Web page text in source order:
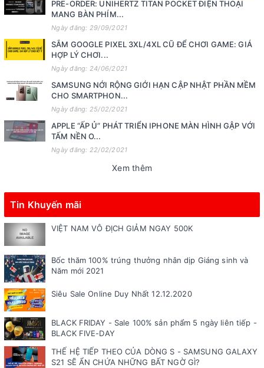
PRE-ORDER: UNIHERTZ TITAN POCKET ĐIỆN THOẠI
MANG BÀN PHÍM...
Ngày đăng: 29/09/2021
SẮM GOOGLE PIXEL 3XL/4XL CŨ ĐỂ CHƠI GAME: GIÁ
HỢP LÝ CHƠI...
Ngày đăng: 24/06/2021
SAMSUNG NỚI RỘNG GIỚI HẠN CẬP NHẬT PHẦN MỀM
CHO SMARTPHON...
Ngày đăng: 25/02/2021
APPLE “ẤP Ủ” PHÁT TRIỂN IPHONE MÀN HÌNH GẬP VỚI
TẤM NỀN O...
Ngày đăng: 22/02/2021
Xem thêm
Tin Khuyến mãi
VIỆT NAM VÔ ĐỊCH GIẢM NGAY 500K
Bốc thăm 100% trúng thưởng nhân dịp Giáng sinh và
Năm mới 2021
Siêu Sale Online Duy Nhất 12.12.2020
BLACK FRIDAY - Sale 100% sản phẩm 5 ngày liên tiếp -
BLACK FIVE-DAY
THẾ HỆ TIẾP THEO CỦA DÒNG S - SAMSUNG GALAXY
S21 SẼ ẨN CHỨA NHỮNG BẤT NGỜ GÌ?